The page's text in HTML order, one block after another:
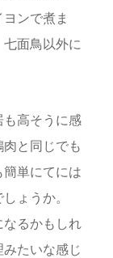
ンで煮ま
面鳥以外に
も高そうに感
と同じでも
単にてには
ょうか。
なるかもしれ
たいな感じ